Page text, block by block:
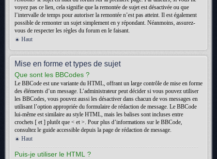
voyez pas ce lien, cela signifie que la remontée de sujet est désactivée ou que
l’intervalle de temps pour autoriser la remontée n’est pas atteint. Il est également
possible de remonter un sujet simplement en y répondant. Néanmoins, assurez-
vous de respecter les règles du forum en le faisant.
Haut
Mise en forme et types de sujet
Que sont les BBCodes ?
Le BBCode est une variante du HTML, offrant un large contrôle de mise en forme
des éléments d’un message. L’administrateur peut décider si vous pouvez utiliser
les BBCodes, vous pouvez aussi les désactiver dans chacun de vos messages en
utilisant l’option appropriée du formulaire de rédaction de message. Le BBCode
lui-même est similaire au style HTML, mais les balises sont incluses entre
crochets [ et ] plutôt que < et >. Pour plus d’informations sur le BBCode,
consultez le guide accessible depuis la page de rédaction de message.
Haut
Puis-je utiliser le HTML ?